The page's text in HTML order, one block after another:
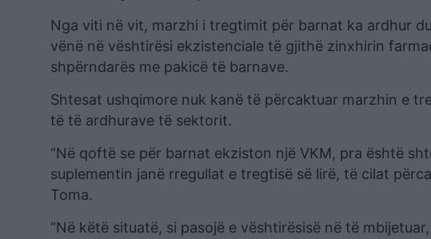
Nga viti në vit, marzhi i tregtimit për barnat ka ardhur
vënë në vështirësi ekzistenciale të gjithë zinxhirin
shpërndarës me pakicë të barnave.
Shtesat ushqimore nuk kanë të përcaktuar marzhin e
të të ardhurave të sektorit.
“Në qoftë se për barnat ekziston një VKM, pra është
suplementin janë rregullat e tregtisë së lirë, të cilat
Toma.
“Në këtë situatë, si pasojë e vështirësisë në të